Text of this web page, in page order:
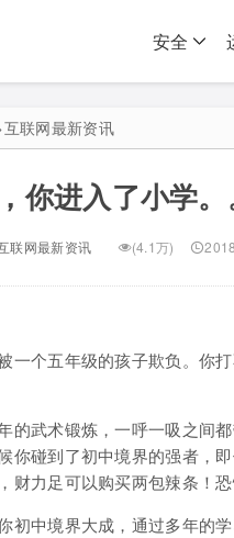
安全
互联网最新资讯
你进入了小学。
联网最新资讯 (4.1万)
一个五年级的孩子欺负。你
的武术锻炼，一呼一吸之间
你碰到了初中境界的强者，
力足可以购买两包辣条！恐
初中境界大成，通过多年的